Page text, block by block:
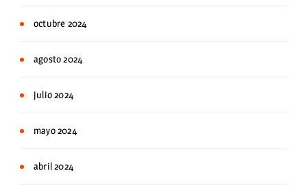
octubre 2024
agosto 2024
julio 2024
mayo 2024
abril 2024